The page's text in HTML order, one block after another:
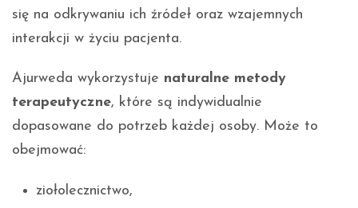
się na odkrywaniu ich źródeł oraz wzajemnych
interakcji w życiu pacjenta.
Ajurweda wykorzystuje naturalne metody
terapeutyczne, które są indywidualnie
dopasowane do potrzeb każdej osoby. Może to
obejmować:
ziołolecznictwo,